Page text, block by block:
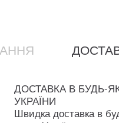
ДОСТАВКА В БУДЬ-
УКРАЇНИ
Швидка доставка в